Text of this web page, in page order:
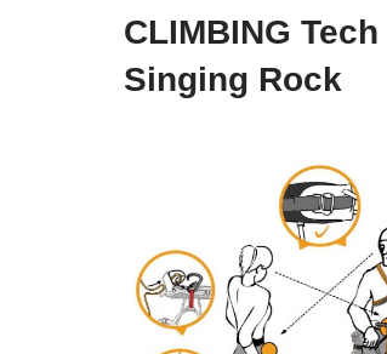
CLIMBING
Singing Rock